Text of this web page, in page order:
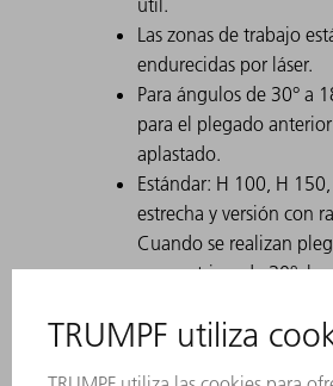
Las zonas de trabajo
endurecidas por láser.
Para ángulos de 30° a
para el plegado
aplastado.
Estándar: H 100, H
estrecha y versión con
Cuando se realizan
con matrices de 30°, la
Las ayudas de expulsión